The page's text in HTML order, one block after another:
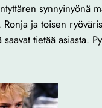
synnyinyönä
ja toisen
saavat tietää asiasta.